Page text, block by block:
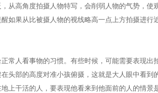
高角度拍摄人物特写，会削弱人物的气势，使
果从比被摄人物的视线略高一点上方拍摄进行
人看事物的习惯。有些时候，可能需要表现出
头部的高度对准小孩俯摄，这就是大人眼中看到
干活的人，要表现他看来到他面前的人的情景